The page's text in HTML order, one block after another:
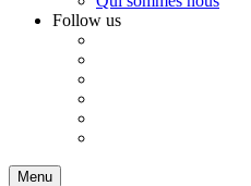
Follow us
Menu